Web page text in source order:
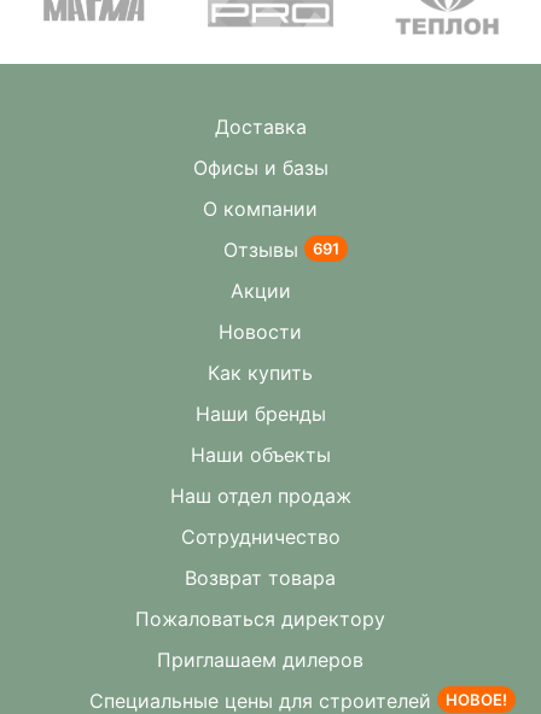
Доставка
Офисы и базы
О компании
Отзывы
691
Акции
Новости
Как купить
Наши бренды
Наши объекты
Наш отдел продаж
Сотрудничество
Возврат товара
Пожаловаться директору
Приглашаем дилеров
Специальные цены для строителей
НОВОЕ!